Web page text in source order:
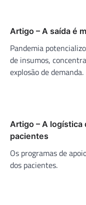
Artigo – A saída é
Pandemia
de insumos,
explosão de demanda.
Artigo – A logística
pacientes
Os programas de
dos pacientes.